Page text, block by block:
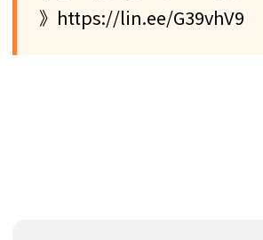
》https://lin.ee/G39vhV9